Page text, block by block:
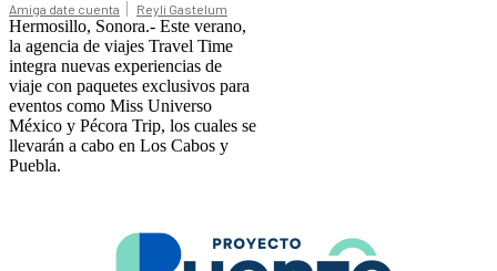
Amiga date cuenta Reyli Gastelum
Hermosillo, Sonora.- Este verano,
la agencia de viajes Travel Time
integra nuevas experiencias de
viaje con paquetes exclusivos para
eventos como Miss Universo
México y Pécora Trip, los cuales se
llevarán a cabo en Los Cabos y
Puebla.